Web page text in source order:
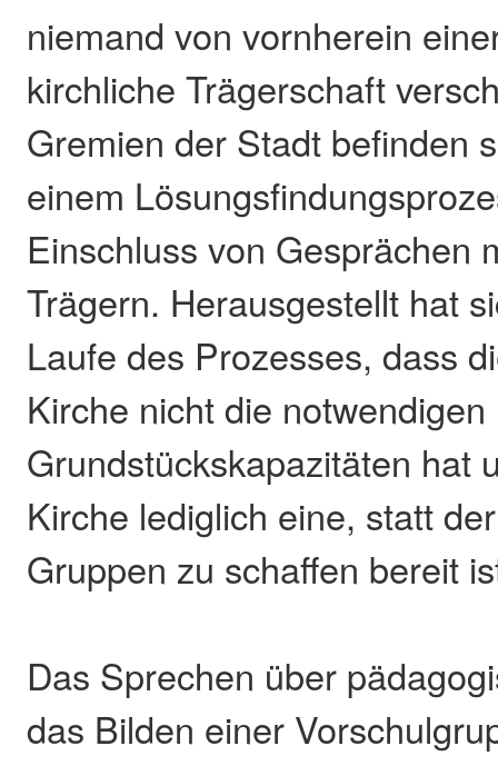
niemand von vornherein
kirchliche Trägerschaft
Gremien der Stadt befinden
einem
Einschluss von Gesprächen
Trägern. Herausgestellt hat
Laufe des Prozesses, dass
Kirche nicht die notwendigen
Grundstückskapazitäten hat
Kirche lediglich eine, statt
Gruppen zu schaffen bereit
Das Sprechen über
das Bilden einer